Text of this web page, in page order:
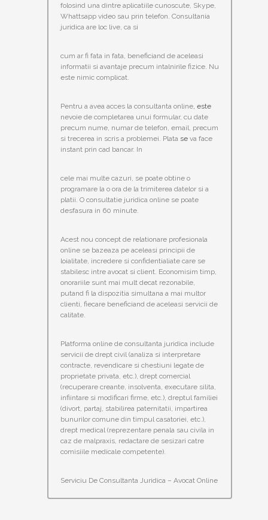
folosind una dintre aplicatiile cunoscute, Skype,
Whattsapp video sau prin telefon. Consultania
juridica are loc live, ca si
cum ar fi fata in fata, beneficiand de aceleasi
informatii si avantaje precum intalnirile fizice. Nu
este nimic complicat.
Pentru a avea acces la consultanta online, este
nevoie de completarea unui formular, cu date
precum nume, numar de telefon, email, precum
si trecerea in scris a problemei. Plata se va face
instant prin cad bancar. In
cele mai multe cazuri, se poate obtine o
programare la o ora de la trimiterea datelor si a
platii. O consultatie juridica online se poate
desfasura in 60 minute.
Acest nou concept de relationare profesionala
online se bazeaza pe aceleasi principii de
loialitate, incredere si confidentialiate care se
stabilesc intre avocat si client. Economisim timp,
onorariile sunt mai mult decat rezonabile,
putand fi la dispozitia simultana a mai multor
clienti, fiecare beneficiand de aceleasi servicii de
calitate.
Platforma online de consultanta juridica include
servicii de drept civil (analiza si interpretare
contracte, revendicare si chestiuni legate de
proprietate privata, etc.), drept comercial
(recuperare creante, insolventa, executare silita,
infiintare si modificari firme, etc.), dreptul familiei
(divort, partaj, stabilirea paternitatii, impartirea
bunurilor comune din timpul casatoriei, etc.),
drept medical (reprezentare penala sau civila in
caz de malpraxis, redactare de sesizari catre
comisiile medicale competente).
Serviciu De Consultanta Juridica – Avocat Online